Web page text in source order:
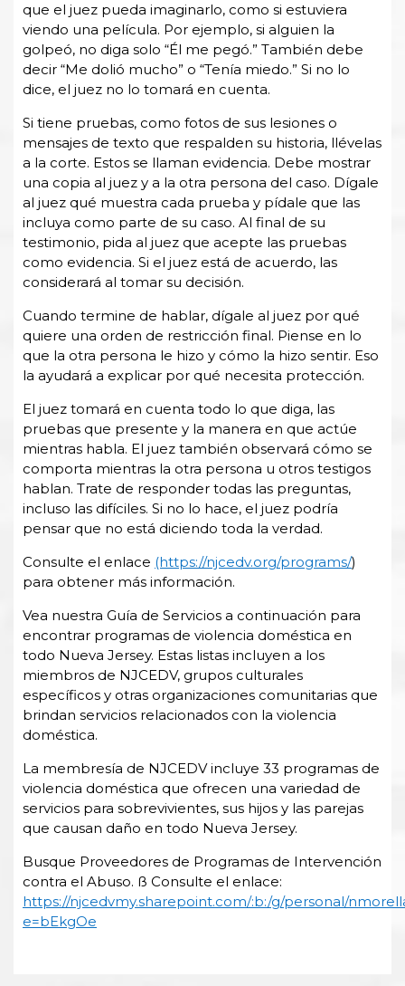
que el juez pueda imaginarlo, como si estuviera
viendo una película. Por ejemplo, si alguien la
golpeó, no diga solo “Él me pegó.” También debe
decir “Me dolió mucho” o “Tenía miedo.” Si no lo
dice, el juez no lo tomará en cuenta.
Si tiene pruebas, como fotos de sus lesiones o
mensajes de texto que respalden su historia, llévelas
a la corte. Estos se llaman evidencia. Debe mostrar
una copia al juez y a la otra persona del caso. Dígale
al juez qué muestra cada prueba y pídale que las
incluya como parte de su caso. Al final de su
testimonio, pida al juez que acepte las pruebas
como evidencia. Si el juez está de acuerdo, las
considerará al tomar su decisión.
Cuando termine de hablar, dígale al juez por qué
quiere una orden de restricción final. Piense en lo
que la otra persona le hizo y cómo la hizo sentir. Eso
la ayudará a explicar por qué necesita protección.
El juez tomará en cuenta todo lo que diga, las
pruebas que presente y la manera en que actúe
mientras habla. El juez también observará cómo se
comporta mientras la otra persona u otros testigos
hablan. Trate de responder todas las preguntas,
incluso las difíciles. Si no lo hace, el juez podría
pensar que no está diciendo toda la verdad.
Consulte el enlace (https://njcedv.org/programs/)
para obtener más información.
Vea nuestra Guía de Servicios a continuación para
encontrar programas de violencia doméstica en
todo Nueva Jersey. Estas listas incluyen a los
miembros de NJCEDV, grupos culturales
específicos y otras organizaciones comunitarias que
brindan servicios relacionados con la violencia
doméstica.
La membresía de NJCEDV incluye 33 programas de
violencia doméstica que ofrecen una variedad de
servicios para sobrevivientes, sus hijos y las parejas
que causan daño en todo Nueva Jersey.
Busque Proveedores de Programas de Intervención
contra el Abuso. ß Consulte el enlace:
https://njcedvmy.sharepoint.com/:b:/g/personal/
e=bEkgOe